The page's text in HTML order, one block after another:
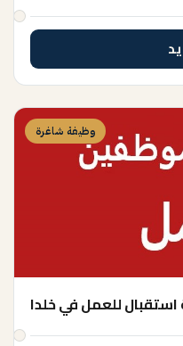
وظيفة شاغرة
للعمل في خلدا